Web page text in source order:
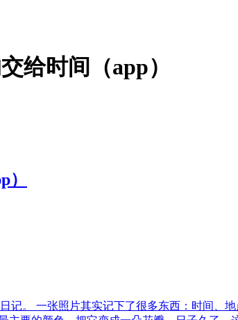
给时间（app）
记。 一张照片其实记下了很多东西：时间、